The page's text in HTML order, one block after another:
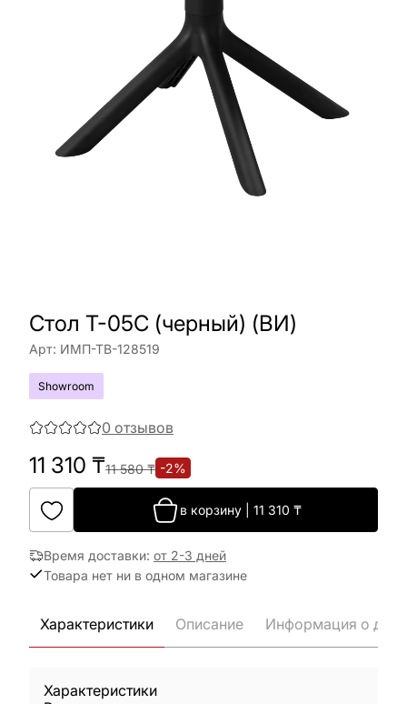
Стол T-05C (черный) (ВИ)
Арт: ИМП-ТВ-128519
Showroom
0 отзывов
11 310 ₸11 580₸ -2%
в корзину| 11 310 ₸
Время доставки: от 2-3 дней
Товара нет ни в одном магазине
Характеристики Описание Информация о
Характеристики